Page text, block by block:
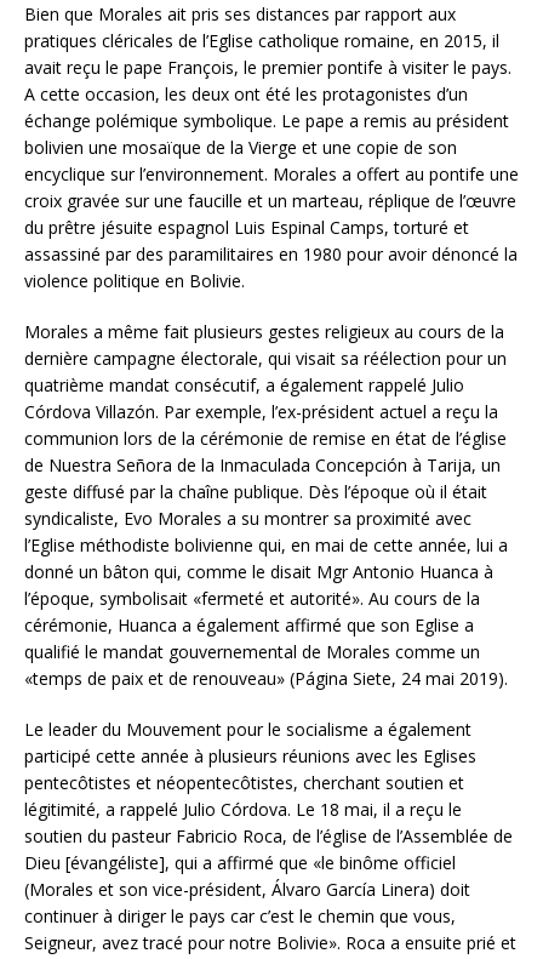
Bien que Morales ait pris ses distances par rapport aux
pratiques cléricales de l’Eglise catholique romaine, en 2015, il
avait reçu le pape François, le premier pontife à visiter le pays.
A cette occasion, les deux ont été les protagonistes d’un
échange polémique symbolique. Le pape a remis au président
bolivien une mosaïque de la Vierge et une copie de son
encyclique sur l’environnement. Morales a offert au pontife une
croix gravée sur une faucille et un marteau, réplique de l’œuvre
du prêtre jésuite espagnol Luis Espinal Camps, torturé et
assassiné par des paramilitaires en 1980 pour avoir dénoncé la
violence politique en Bolivie.
Morales a même fait plusieurs gestes religieux au cours de la
dernière campagne électorale, qui visait sa réélection pour un
quatrième mandat consécutif, a également rappelé Julio
Córdova Villazón. Par exemple, l’ex-président actuel a reçu la
communion lors de la cérémonie de remise en état de l’église
de Nuestra Señora de la Inmaculada Concepción à Tarija, un
geste diffusé par la chaîne publique. Dès l’époque où il était
syndicaliste, Evo Morales a su montrer sa proximité avec
l’Eglise méthodiste bolivienne qui, en mai de cette année, lui a
donné un bâton qui, comme le disait Mgr Antonio Huanca à
l’époque, symbolisait «fermeté et autorité». Au cours de la
cérémonie, Huanca a également affirmé que son Eglise a
qualifié le mandat gouvernemental de Morales comme un
«temps de paix et de renouveau» (Página Siete, 24 mai 2019).
Le leader du Mouvement pour le socialisme a également
participé cette année à plusieurs réunions avec les Eglises
pentecôtistes et néopentecôtistes, cherchant soutien et
légitimité, a rappelé Julio Córdova. Le 18 mai, il a reçu le
soutien du pasteur Fabricio Roca, de l’église de l’Assemblée de
Dieu [évangéliste], qui a affirmé que «le binôme officiel
(Morales et son vice-président, Álvaro García Linera) doit
continuer à diriger le pays car c’est le chemin que vous,
Seigneur, avez tracé pour notre Bolivie». Roca a ensuite prié et